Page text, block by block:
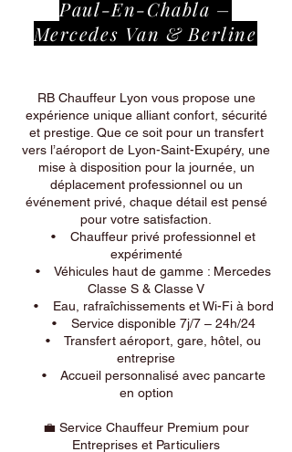
Paul-En-Chabla –
Mercedes Van & Berline
RB Chauffeur Lyon vous propose une
expérience unique alliant confort, sécurité
et prestige. Que ce soit pour un transfert
vers l’aéroport de Lyon-Saint-Exupéry, une
mise à disposition pour la journée, un
déplacement professionnel ou un
événement privé, chaque détail est pensé
pour votre satisfaction.
• Chauffeur privé professionnel et
expérimenté
• Véhicules haut de gamme : Mercedes
Classe S & Classe V
• Eau, rafraîchissements et Wi-Fi à bord
• Service disponible 7j/7 – 24h/24
• Transfert aéroport, gare, hôtel, ou
entreprise
• Accueil personnalisé avec pancarte
en option
💼 Service Chauffeur Premium pour
Entreprises et Particuliers